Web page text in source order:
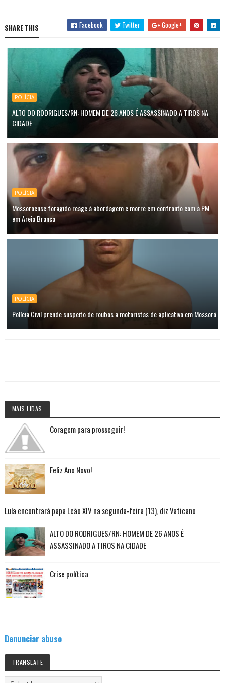
SHARE THIS Facebook Twitter Google+
POLÍCIA
ALTO DO RODRIGUES/RN: HOMEM DE 26 ANOS É ASSASSINADO A TIROS NA
CIDADE
POLÍCIA
Mossoroense foragido reage à abordagem e morre em confronto com a PM
em Areia Branca
POLÍCIA
Polícia Civil prende suspeito de roubos a motoristas de aplicativo em Mossoró
MAIS LIDAS
Coragem para prosseguir!
Feliz Ano Novo!
Lula encontrará papa Leão XIV na segunda-feira (13), diz Vaticano
ALTO DO RODRIGUES/RN: HOMEM DE 26 ANOS É
ASSASSINADO A TIROS NA CIDADE
Crise política
Denunciar abuso
TRANSLATE